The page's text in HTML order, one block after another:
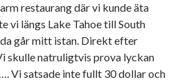
restaurang där vi kunde äta
vi längs Lake Tahoe till South
går mitt istan. Direkt efter
skulle natruligtvis prova lyckan
Vi satsade inte fullt 30 dollar och